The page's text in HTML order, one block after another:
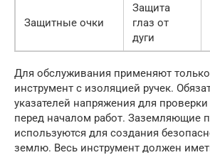
Защитные очки
Защита
глаз от
дуги
Для обслуживания применяют
инструмент с изоляцией ручек.
указателей напряжения для проверки
перед началом работ. Заземляющие
используются для создания
землю. Весь инструмент должен